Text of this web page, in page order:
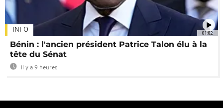
01:02
INFO
Bénin : l'ancien président Patrice Talon élu à la
tête du Sénat
Il y a 9 heures